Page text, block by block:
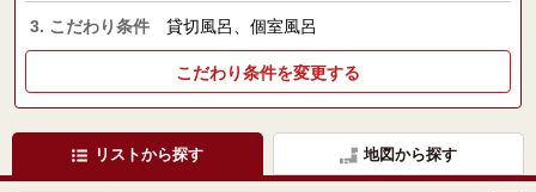
3. こだわり条件 貸切風呂、個室風呂
こだわり条件を変更する
リストから探す 地図から探す